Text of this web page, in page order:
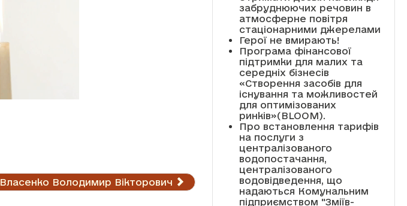
Власенко Володимир Вікторович
забруднюючих речовин в
атмосферне повітря
стаціонарними джерелами
Герої не вмирають!
Програма фінансової
підтримки для малих та
середніх бізнесів
«Створення засобів для
існування та можливостей
для оптимізованих
ринків»(BLOOM).
Про встановлення тарифів
на послуги з
централізованого
водопостачання,
централізованого
водовідведення, що
надаються Комунальним
підприємством "Зміїв-